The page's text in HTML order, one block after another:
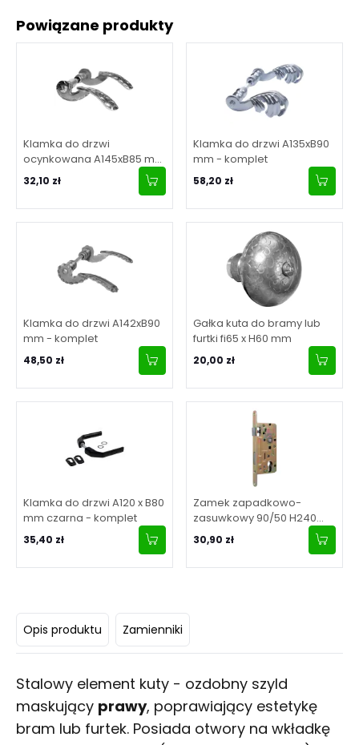
Powiązane produkty
Klamka do drzwi
ocynkowana A145xB85 mm
- komplet
32,10 zł
Klamka do drzwi A135xB90
mm - komplet
58,20 zł
Klamka do drzwi A142xB90
mm - komplet
48,50 zł
Gałka kuta do bramy lub
furtki fi65 x H60 mm
20,00 zł
Klamka do drzwi A120 x B80
mm czarna - komplet
35,40 zł
Zamek zapadkowo-
zasuwkowy 90/50 H240
mm
30,90 zł
Opis produktu Zamienniki
Stalowy element kuty - ozdobny szyld
maskujący prawy, poprawiający estetykę
bram lub furtek. Posiada otwory na wkładkę